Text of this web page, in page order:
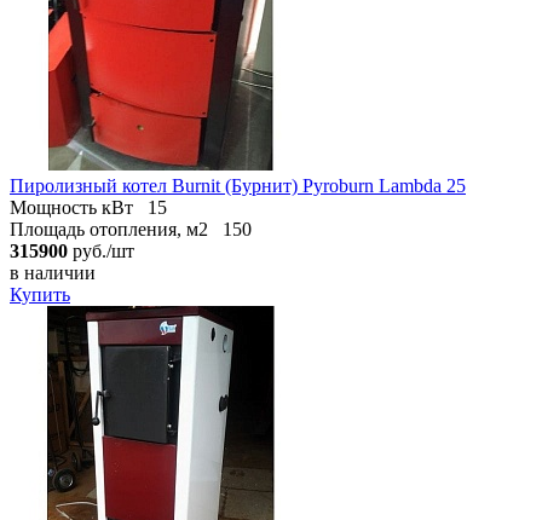
Пиролизный котел Burnit (Бурнит) Pyroburn Lambda 25
Мощность кВт
15
Площадь отопления, м2
150
315900 руб./шт
в наличии
Купить